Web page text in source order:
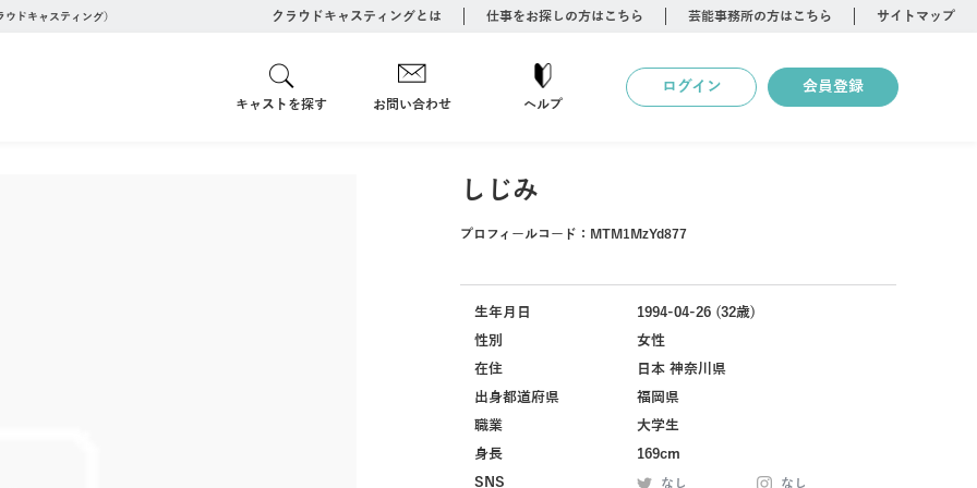
ドキャスティング） クラウドキャスティングとは 仕事をお探しの方はこちら 芸能事務所の方はこちら サイトマップ
キャストを探す お問い合わせ ヘルプ
ログイン 会員登録
しじみ
プロフィールコード： MTM1MzYd877
生年月日
1994-04-26 (32歳)
性別
女性
在住
日本 神奈川県
出身都道府県
福岡県
職業
大学生
身長
169cm
SNS
なし なし